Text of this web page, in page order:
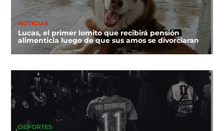
NOTICIAS
Lucas, el primer lomito que recibirá pensión
alimenticia luego de que sus amos se divorciaran
DEPORTES